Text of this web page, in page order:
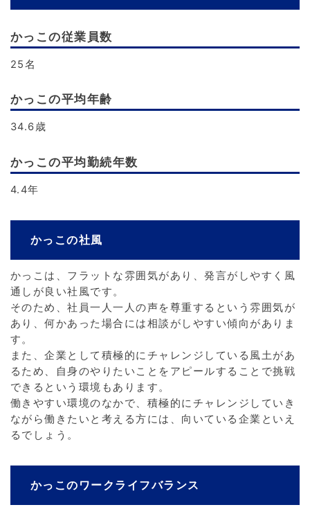
かっこの従業員数
25名
かっこの平均年齢
34.6歳
かっこの平均勤続年数
4.4年
かっこの社風
かっこは、フラットな雰囲気があり、発言がしやすく風
通しが良い社風です。
そのため、社員一人一人の声を尊重するという雰囲気が
あり、何かあった場合には相談がしやすい傾向がありま
す。
また、企業として積極的にチャレンジしている風土があ
るため、自身のやりたいことをアピールすることで挑戦
できるという環境もあります。
働きやすい環境のなかで、積極的にチャレンジしていき
ながら働きたいと考える方には、向いている企業といえ
るでしょう。
かっこのワークライフバランス